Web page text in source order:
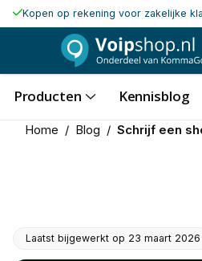
Kopen op rekening voor zakelijke
Producten Kennisblog
Home / Blog / Schrijf een
Laatst bijgewerkt op 23 maart 2026